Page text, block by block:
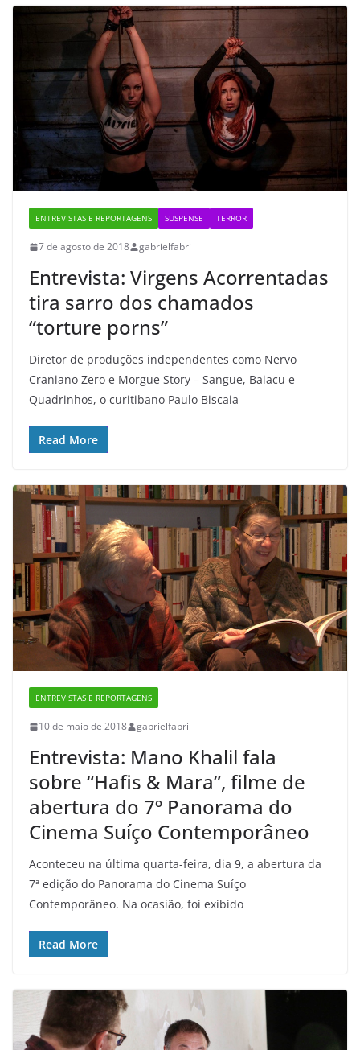
ENTREVISTAS E REPORTAGENS SUSPENSE TERROR
7 de agosto de 2018 gabrielfabri
Entrevista: Virgens Acorrentadas
tira sarro dos chamados
“torture porns”
Diretor de produções independentes como Nervo
Craniano Zero e Morgue Story – Sangue, Baiacu e
Quadrinhos, o curitibano Paulo Biscaia
Read More
ENTREVISTAS E REPORTAGENS
10 de maio de 2018 gabrielfabri
Entrevista: Mano Khalil fala
sobre “Hafis & Mara”, filme de
abertura do 7º Panorama do
Cinema Suíço Contemporâneo
Aconteceu na última quarta-feira, dia 9, a abertura da
7ª edição do Panorama do Cinema Suíço
Contemporâneo. Na ocasião, foi exibido
Read More